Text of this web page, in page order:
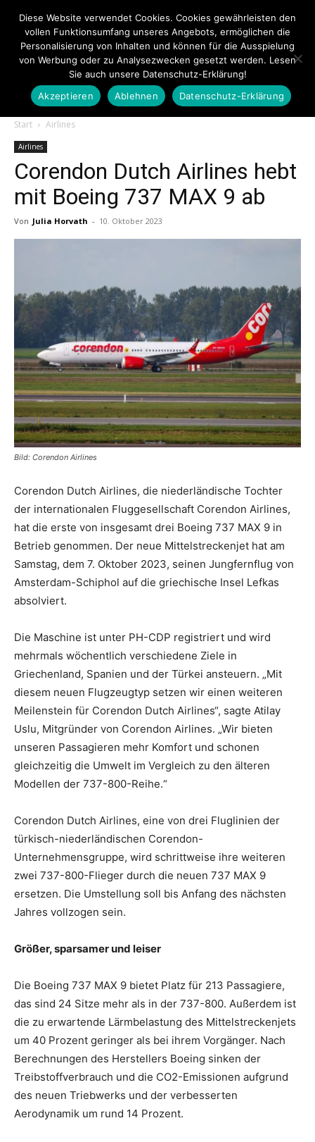
Touristiknews.de
|
und
Reiseempfehlungen.
Start Airlines
Airlines
Corendon Dutch Airlines hebt
mit Boeing 737 MAX 9 ab
Von Julia Horvath - 10. Oktober 2023
Bild: Corendon Airlines
Corendon Dutch Airlines, die niederländische Tochter
der internationalen Fluggesellschaft Corendon Airlines,
hat die erste von insgesamt drei Boeing 737 MAX 9 in
Betrieb genommen. Der neue Mittelstreckenjet hat am
Samstag, dem 7. Oktober 2023, seinen Jungfernflug von
Amsterdam-Schiphol auf die griechische Insel Lefkas
absolviert.
Die Maschine ist unter PH-CDP registriert und wird
mehrmals wöchentlich verschiedene Ziele in
Griechenland, Spanien und der Türkei ansteuern. „Mit
diesem neuen Flugzeugtyp setzen wir einen weiteren
Meilenstein für Corendon Dutch Airlines“, sagte Atilay
Uslu, Mitgründer von Corendon Airlines. „Wir bieten
unseren Passagieren mehr Komfort und schonen
gleichzeitig die Umwelt im Vergleich zu den älteren
Modellen der 737-800-Reihe.“
Corendon Dutch Airlines, eine von drei Fluglinien der
türkisch-niederländischen Corendon-
Unternehmensgruppe, wird schrittweise ihre weiteren
zwei 737-800-Flieger durch die neuen 737 MAX 9
ersetzen. Die Umstellung soll bis Anfang des nächsten
Jahres vollzogen sein.
Größer, sparsamer und leiser
Die Boeing 737 MAX 9 bietet Platz für 213 Passagiere,
das sind 24 Sitze mehr als in der 737-800. Außerdem ist
die zu erwartende Lärmbelastung des Mittelstreckenjets
um 40 Prozent geringer als bei ihrem Vorgänger. Nach
Berechnungen des Herstellers Boeing sinken der
Treibstoffverbrauch und die CO2-Emissionen aufgrund
des neuen Triebwerks und der verbesserten
Aerodynamik um rund 14 Prozent.
Diese Website verwendet Cookies. Cookies gewährleisten den
vollen Funktionsumfang unseres Angebots, ermöglichen die
Personalisierung von Inhalten und können für die Ausspielung
von Werbung oder zu Analysezwecken gesetzt werden. Lesen
Sie auch unsere Datenschutz-Erklärung!
Akzeptieren
Ablehnen Datenschutz-Erklärung